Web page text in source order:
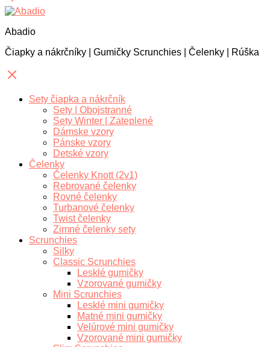
Abadio
Čiapky a nákrčníky | Gumičky Scrunchies | Čelenky | Rúška
Sety čiapka a nákrčník
Sety | Obojstranné
Sety Winter | Zateplené
Dámske vzory
Pánske vzory
Detské vzory
Čelenky
Čelenky Knott (2v1)
Rebrované čelenky
Rovné čelenky
Turbanové čelenky
Twist čelenky
Zimné čelenky sety
Scrunchies
Silky
Classic Scrunchies
Lesklé gumičky
Vzorované gumičky
Mini Scrunchies
Lesklé mini gumičky
Matné mini gumičky
Velúrové mini gumičky
Vzorované mini gumičky